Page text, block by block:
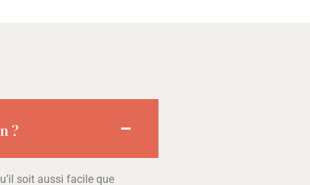
?
soit aussi facile que